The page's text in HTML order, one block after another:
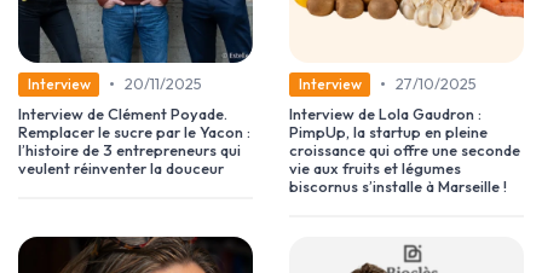
Interview • 20/11/2025
Interview de Clément Poyade.
Remplacer le sucre par le Yacon :
l’histoire de 3 entrepreneurs qui
veulent réinventer la douceur
Interview • 27/10/2025
Interview de Lola Gaudron :
PimpUp, la startup en pleine
croissance qui offre une seconde
vie aux fruits et légumes
biscornus s’installe à Marseille !